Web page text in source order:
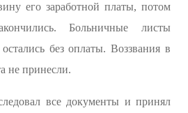
его заработной платы, потом
Больничные листы
без оплаты. Воззвания в
не принесли.
все документы и принял